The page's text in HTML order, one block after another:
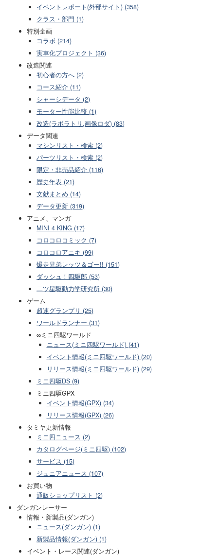
イベントレポート(外部サイト) (358)
クラス・部門 (1)
特別企画
コラボ (214)
実車化プロジェクト (36)
改造関連
初心者の方へ (2)
コース紹介 (11)
シャーシデータ (2)
モーター性能比較 (1)
改造(ラボラトリ,画像ロダ) (83)
データ関連
マシンリスト・検索 (2)
パーツリスト・検索 (2)
限定・非売品紹介 (116)
歴史年表 (21)
文献まとめ (14)
データ更新 (319)
アニメ、マンガ
MINI 4 KING (17)
コロコロコミック (7)
コロコロアニキ (99)
爆走兄弟レッツ＆ゴー!! (151)
ダッシュ！四駆郎 (53)
二ツ星駆動力学研究所 (30)
ゲーム
超速グランプリ (25)
ワールドランナー (31)
∞ミニ四駆ワールド
ニュース(ミニ四駆ワールド) (41)
イベント情報(ミニ四駆ワールド) (20)
リリース情報(ミニ四駆ワールド) (29)
ミニ四駆DS (9)
ミニ四駆GPX
イベント情報(GPX) (34)
リリース情報(GPX) (26)
タミヤ更新情報
ミニ四ニュース (2)
カタログページ(ミニ四駆) (102)
サービス (15)
ジュニアニュース (107)
お買い物
通販ショップリスト (2)
ダンガンレーサー
情報・新製品(ダンガン)
ニュース(ダンガン) (1)
新製品情報(ダンガン) (1)
イベント・レース関連(ダンガン)